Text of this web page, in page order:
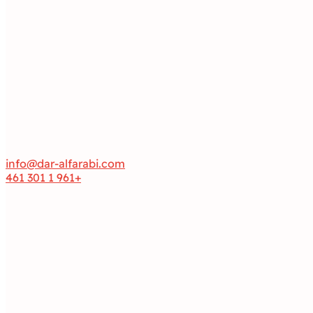
info@dar-alfarabi.com
+961 1 301 461